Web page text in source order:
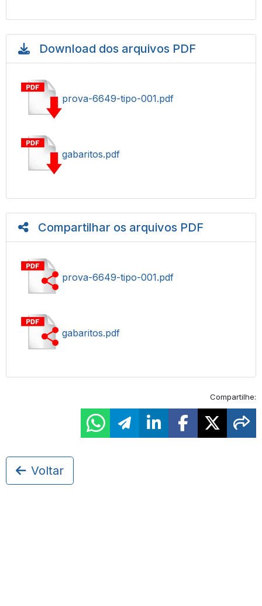
Download dos arquivos PDF
prova-6649-tipo-001.pdf
gabaritos.pdf
Compartilhar os arquivos PDF
prova-6649-tipo-001.pdf
gabaritos.pdf
Compartilhe:
Voltar